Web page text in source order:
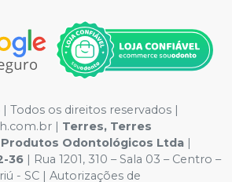
Todos os direitos reservados |
| Terres, Terres
Odontológicos Ltda |
36 | Rua 1201, 310 – Sala 03 – Centro –
- SC | Autorizações de